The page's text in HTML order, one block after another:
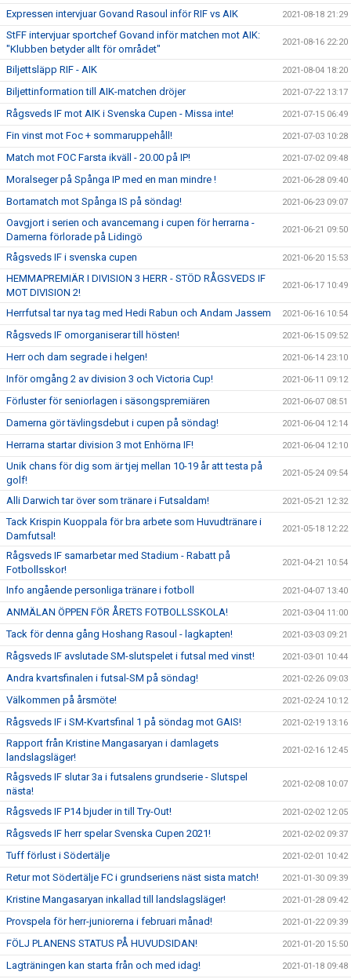
Expressen intervjuar Govand Rasoul inför RIF vs AIK 2021-08-18 21:29
StFF intervjuar sportchef Govand inför matchen mot AIK:
"Klubben betyder allt för området"
2021-08-16 22:20
Biljettsläpp RIF - AIK 2021-08-04 18:20
Biljettinformation till AIK-matchen dröjer 2021-07-22 13:17
Rågsveds IF mot AIK i Svenska Cupen - Missa inte! 2021-07-15 06:49
Fin vinst mot Foc + sommaruppehåll! 2021-07-03 10:28
Match mot FOC Farsta ikväll - 20.00 på IP! 2021-07-02 09:48
Moralseger på Spånga IP med en man mindre ! 2021-06-28 09:40
Bortamatch mot Spånga IS på söndag! 2021-06-23 09:07
Oavgjort i serien och avancemang i cupen för herrarna -
Damerna förlorade på Lidingö
2021-06-21 09:50
Rågsveds IF i svenska cupen 2021-06-20 15:53
HEMMAPREMIÄR I DIVISION 3 HERR - STÖD RÅGSVEDS IF
MOT DIVISION 2!
2021-06-17 10:49
Herrfutsal tar nya tag med Hedi Rabun och Andam Jassem 2021-06-16 10:54
Rågsveds IF omorganiserar till hösten! 2021-06-15 09:52
Herr och dam segrade i helgen! 2021-06-14 23:10
Inför omgång 2 av division 3 och Victoria Cup! 2021-06-11 09:12
Förluster för seniorlagen i säsongspremiären 2021-06-07 08:51
Damerna gör tävlingsdebut i cupen på söndag! 2021-06-04 12:14
Herrarna startar division 3 mot Enhörna IF! 2021-06-04 12:10
Unik chans för dig som är tjej mellan 10-19 år att testa på
golf!
2021-05-24 09:54
Alli Darwich tar över som tränare i Futsaldam! 2021-05-21 12:32
Tack Krispin Kuoppala för bra arbete som Huvudtränare i
Damfutsal!
2021-05-18 12:22
Rågsveds IF samarbetar med Stadium - Rabatt på
Fotbollsskor!
2021-04-21 10:54
Info angående personliga tränare i fotboll 2021-04-07 13:40
ANMÄLAN ÖPPEN FÖR ÅRETS FOTBOLLSSKOLA! 2021-03-04 11:00
Tack för denna gång Hoshang Rasoul - lagkapten! 2021-03-03 09:21
Rågsveds IF avslutade SM-slutspelet i futsal med vinst! 2021-03-01 10:44
Andra kvartsfinalen i futsal-SM på söndag! 2021-02-26 09:03
Välkommen på årsmöte! 2021-02-24 10:12
Rågsveds IF i SM-Kvartsfinal 1 på söndag mot GAIS! 2021-02-19 13:16
Rapport från Kristine Mangasaryan i damlagets
landslagsläger!
2021-02-16 12:45
Rågsveds IF slutar 3a i futsalens grundserie - Slutspel
nästa!
2021-02-08 10:07
Rågsveds IF P14 bjuder in till Try-Out! 2021-02-02 12:05
Rågsveds IF herr spelar Svenska Cupen 2021! 2021-02-02 09:37
Tuff förlust i Södertälje 2021-02-01 10:42
Retur mot Södertälje FC i grundseriens näst sista match! 2021-01-30 09:39
Kristine Mangasaryan inkallad till landslagsläger! 2021-01-28 09:42
Provspela för herr-juniorerna i februari månad! 2021-01-22 09:39
FÖLJ PLANENS STATUS PÅ HUVUDSIDAN! 2021-01-20 15:50
Lagträningen kan starta från och med idag! 2021-01-18 09:48